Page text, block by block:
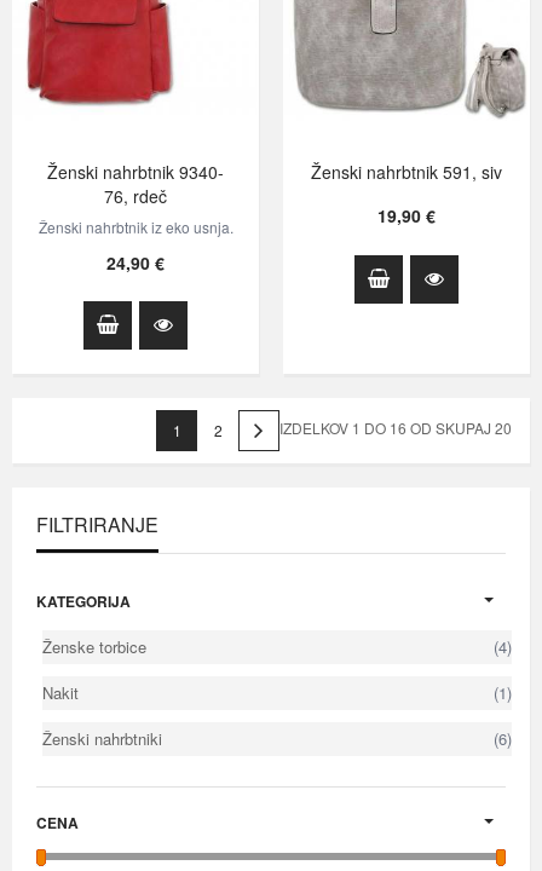
Ženski nahrbtnik 9340-
76, rdeč
Ženski nahrbtnik iz eko usnja.
24,90 €
Ženski nahrbtnik 591, siv
19,90 €
IZDELKOV 1 DO 16 OD SKUPAJ 20
1 2
FILTRIRANJE
KATEGORIJA
Ženske torbice
(4)
Nakit
(1)
Ženski nahrbtniki
(6)
CENA